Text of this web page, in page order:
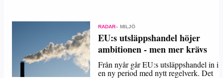
RADAR– MILJÖ
EU:s utsläppshandel höjer
ambitionen - men mer krävs
Från nyår går EU:s utsläppshandel in i
en ny period med nytt regelverk. Det